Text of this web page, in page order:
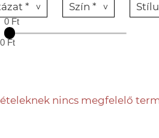
* Szín *
0 Ft
0 Ft
nincs megfelelő